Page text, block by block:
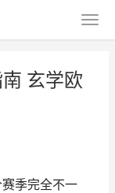
玄学欧
季完全不一